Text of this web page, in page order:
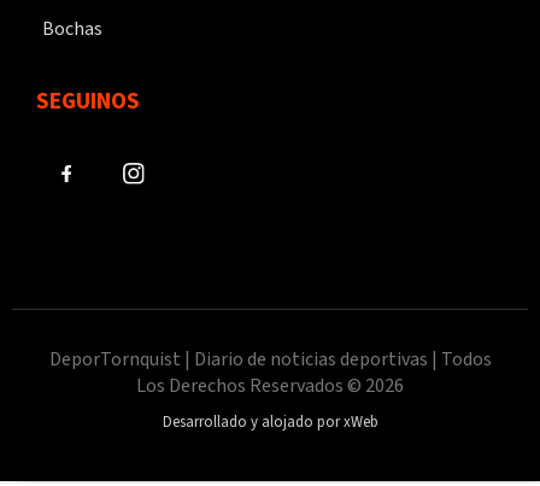
Bochas
SEGUINOS
DeporTornquist | Diario de noticias deportivas | Todos
Los Derechos Reservados © 2026
Desarrollado y alojado por xWeb